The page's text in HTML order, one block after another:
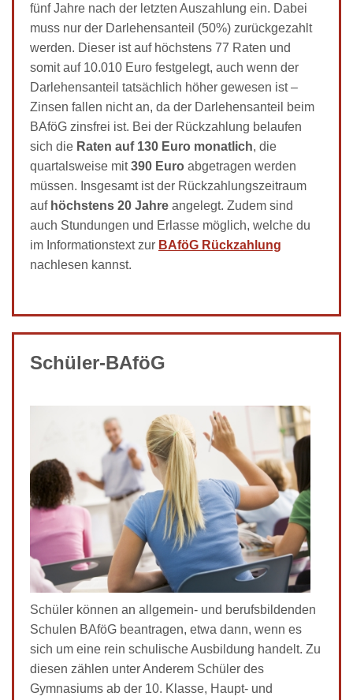
fünf Jahre nach der letzten Auszahlung ein. Dabei
muss nur der Darlehensanteil (50%) zurückgezahlt
werden. Dieser ist auf höchstens 77 Raten und
somit auf 10.010 Euro festgelegt, auch wenn der
Darlehensanteil tatsächlich höher gewesen ist –
Zinsen fallen nicht an, da der Darlehensanteil beim
BAföG zinsfrei ist. Bei der Rückzahlung belaufen
sich die Raten auf 130 Euro monatlich, die
quartalsweise mit390 Euro abgetragen werden
müssen. Insgesamt ist der Rückzahlungszeitraum
auf höchstens 20 Jahre angelegt. Zudem sind
auch Stundungen und Erlasse möglich, welche du
im Informationstext zur BAföG Rückzahlung
nachlesen kannst.
Schüler-BAföG
Schüler können an allgemein- und berufsbildenden
Schulen BAföG beantragen, etwa dann, wenn es
sich um eine rein schulische Ausbildung handelt. Zu
diesen zählen unter Anderem Schüler des
Gymnasiums ab der 10. Klasse, Haupt- und